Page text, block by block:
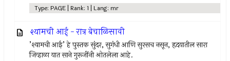
Type: PAGE | Rank: 1 | Lang: mr
श्यामची आई - रात्र बेचाळिसावी
’श्यामची आई’ हे पुस्तक सुंदर, सुगंधी आणि सुरसच नसून, हृदयातील सारा
जिव्हाळा यात साने गुरूजींनी ओतलेला आहे.